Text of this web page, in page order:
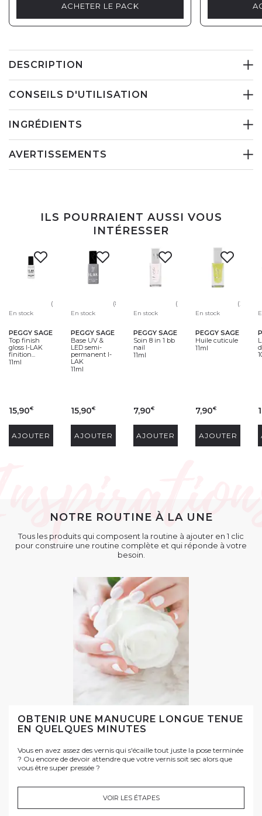
ACHETER LE PACK
DESCRIPTION
CONSEILS D'UTILISATION
INGRÉDIENTS
AVERTISSEMENTS
ILS POURRAIENT AUSSI VOUS
INTÉRESSER
(99)
En stock
PEGGY SAGE
Top finish
gloss I-LAK
finition...
11ml
15,90€
AJOUTER
(80)
En stock
PEGGY SAGE
Base UV &
LED semi-
permanent I-
LAK
11ml
15,90€
AJOUTER
(64)
En stock
PEGGY SAGE
Soin 8 in 1 bb
nail
11ml
7,90€
AJOUTER
(24)
En stock
PEGGY SAGE
Huile cuticule
11ml
7,90€
AJOUTER
NOTRE ROUTINE À LA UNE
Tous les produits qui composent la routine à ajouter en 1 clic
pour construire une routine complète et qui réponde à votre
besoin.
OBTENIR UNE MANUCURE LONGUE TENUE
EN QUELQUES MINUTES
Vous en avez assez des vernis qui s'écaille tout juste la pose terminée
? Ou encore de devoir attendre que votre vernis soit sec alors que
vous être super pressée ?
VOIR LES ÉTAPES